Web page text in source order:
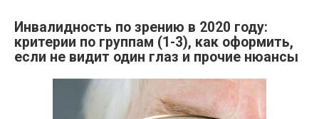
Инвалидность по зрению в 2020 году:
критерии по группам (1-3), как оформить,
если не видит один глаз и прочие нюансы